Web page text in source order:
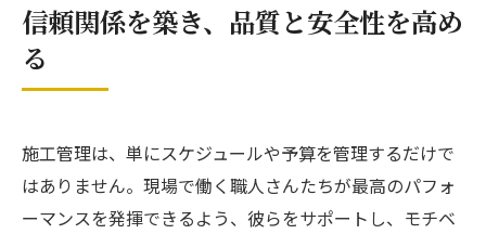
信頼関係を築き、品質と安全性を高め
る
施工管理は、単にスケジュールや予算を管理するだけで
はありません。現場で働く職人さんたちが最高のパフォ
ーマンスを発揮できるよう、彼らをサポートし、モチベ